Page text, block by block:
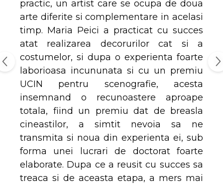
practic, un artist care se ocupa de doua
arte diferite si complementare in acelasi
timp. Maria Peici a practicat cu succes
atat realizarea decorurilor cat si a
costumelor, si dupa o experienta foarte
laborioasa incununata si cu un premiu
UCIN pentru scenografie, acesta
insemnand o recunoastere aproape
totala, fiind un premiu dat de breasla
cineastilor, a simtit nevoia sa ne
transmita si noua din experienta ei, sub
forma unei lucrari de doctorat foarte
elaborate. Dupa ce a reusit cu succes sa
treaca si de aceasta etapa, a mers mai